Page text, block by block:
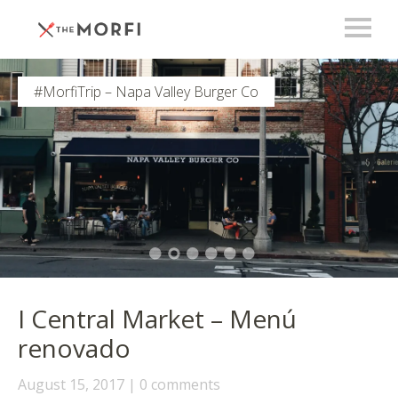
Yugane – Cena Coreana!
I Central Market – Menú
renovado
August 15, 2017 0 comments